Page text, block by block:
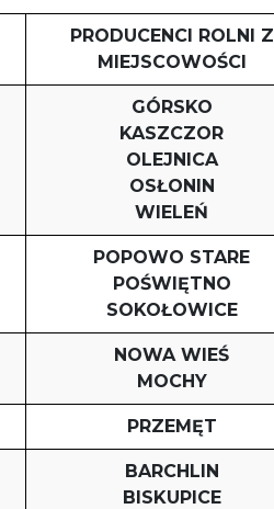
PRODUCENCI ROLNI Z
MIEJSCOWOŚCI
GÓRSKO
KASZCZOR
OLEJNICA
OSŁONIN
WIELEŃ
POPOWO STARE
POŚWIĘTNO
SOKOŁOWICE
NOWA WIEŚ
MOCHY
PRZEMĘT
BARCHLIN
BISKUPICE